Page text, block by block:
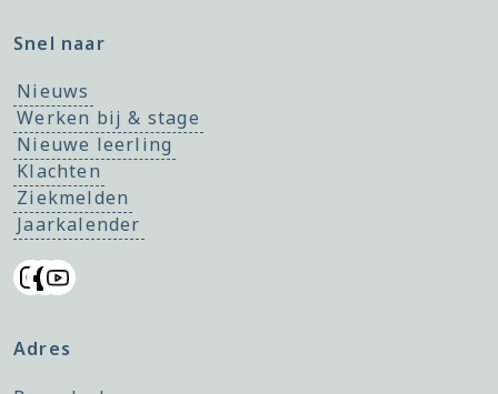
Snel naar
Nieuws
Werken bij & stage
Nieuwe leerling
Klachten
Ziekmelden
Jaarkalender
Adres